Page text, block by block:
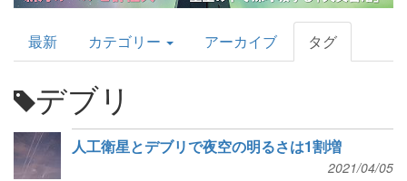
AstroArts
Topics
最新 カテゴリー アーカイブ タグ
デブリ
人工衛星とデブリで夜空の明るさは1割増
2021/04/05